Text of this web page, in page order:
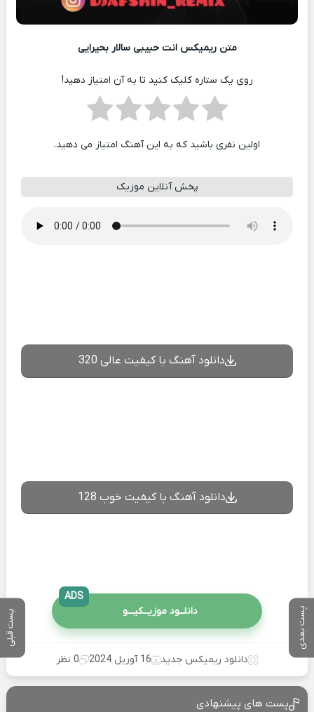
پست بعدی پست قبلی
متن ریمیکس انت حبیبی سالار بحیرایی
روی یک ستاره کلیک کنید تا به آن امتیاز دهید!
اولین نفری باشید که به این آهنگ امتیاز می دهید.
پخش آنلاین موزیک
دانلود آهنگ با کیفیت عالی 320
دانلود آهنگ با کیفیت خوب 128
دانلــود موزیــکیـــو
ADS
دانلود ریمیکس جدید 16 آوریل 2024 0 نظر
پست های پیشنهادی